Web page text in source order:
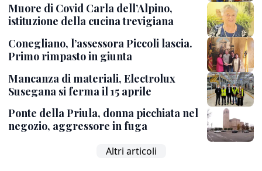
Muore di Covid Carla dell’Alpino,
istituzione della cucina trevigiana
Conegliano, l’assessora Piccoli lascia.
Primo rimpasto in giunta
Mancanza di materiali, Electrolux
Susegana si ferma il 15 aprile
Ponte della Priula, donna picchiata nel
negozio, aggressore in fuga
Altri articoli